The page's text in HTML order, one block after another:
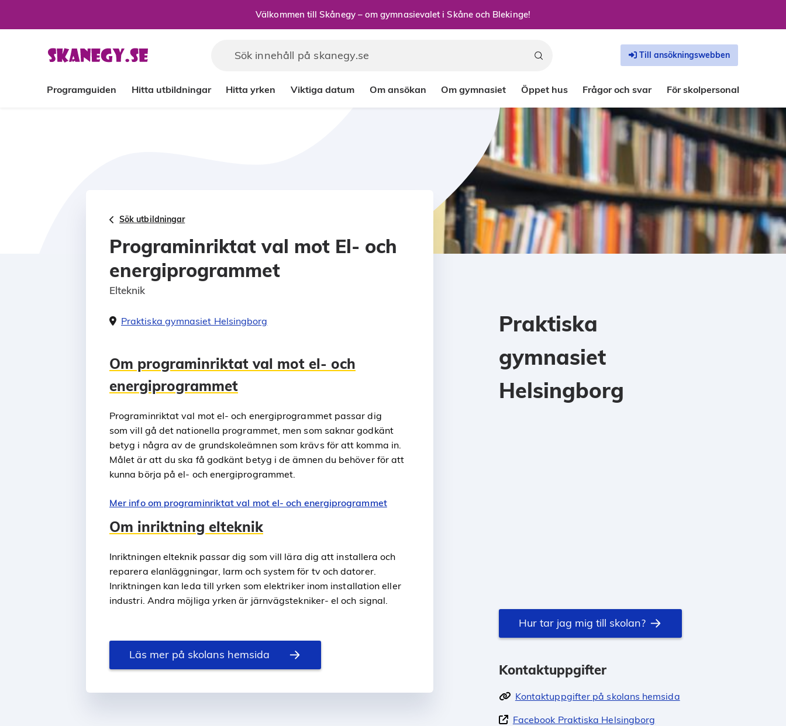
Välkommen till Skånegy – om gymnasievalet i Skåne och Blekinge!
Programguiden Hitta utbildningar Hitta yrken Viktiga datum Om ansökan Om gymnasiet Öppet hus Frågor och svar För skolpersonal
Till ansökningswebben
Sök utbildningar
Programinriktat val mot El- och
energiprogrammet
Elteknik
Praktiska gymnasiet Helsingborg
Om programinriktat val mot el- och
energiprogrammet
Programinriktat val mot el- och energiprogrammet passar dig
som vill gå det nationella programmet, men som saknar godkänt
betyg i några av de grundskoleämnen som krävs för att komma in.
Målet är att du ska få godkänt betyg i de ämnen du behöver för att
kunna börja på el- och energiprogrammet.
Mer info om programinriktat val mot el- och energiprogrammet
Om inriktning elteknik
Inriktningen elteknik passar dig som vill lära dig att installera och
reparera elanläggningar, larm och system för tv och datorer.
Inriktningen kan leda till yrken som elektriker inom installation eller
industri. Andra möjliga yrken är järnvägstekniker- el och signal.
Läs mer på skolans hemsida
Praktiska
gymnasiet
Helsingborg
Hur tar jag mig till skolan?
Kontaktuppgifter
Kontaktuppgifter på skolans hemsida
Facebook Praktiska Helsingborg